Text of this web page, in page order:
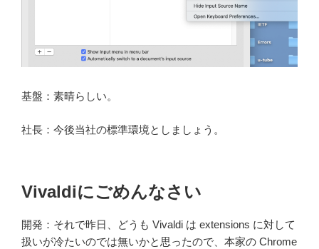
基盤：素晴らしい。
社長：今後当社の標準環境としましょう。
Vivaldiにごめんなさい
開発：それで昨日、どうも Vivaldi は extensions に対して
扱いが冷たいのでは無いかと思ったので、本家の Chrome